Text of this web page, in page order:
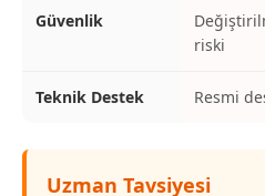
Güvenlik
riski
Teknik Destek Resmi
Uzman Tavsiyesi